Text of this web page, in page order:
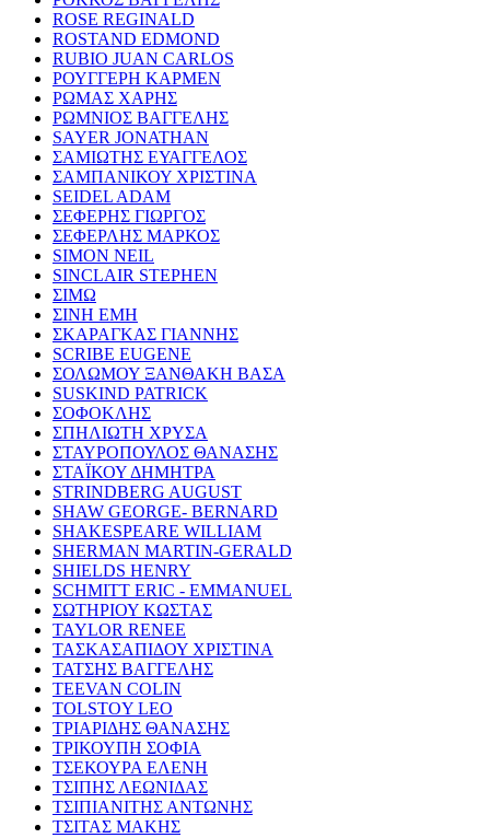
ROSE REGINALD
ROSTAND EDMOND
RUBIO JUAN CARLOS
ΡΟΥΓΓΕΡΗ ΚΑΡΜΕΝ
ΡΩΜΑΣ ΧΑΡΗΣ
ΡΩΜΝΙΟΣ ΒΑΓΓΕΛΗΣ
SAYER JONATHAN
ΣΑΜΙΩΤΗΣ ΕΥΑΓΓΕΛΟΣ
ΣΑΜΠΑΝΙΚΟΥ ΧΡΙΣΤΙΝΑ
SEIDEL ADAM
ΣΕΦΕΡΗΣ ΓΙΩΡΓΟΣ
ΣΕΦΕΡΛΗΣ ΜΑΡΚΟΣ
SIMON NEIL
SINCLAIR STEPHEN
ΣΙΜΩ
ΣΙΝΗ ΕΜΗ
ΣΚΑΡΑΓΚΑΣ ΓΙΑΝΝΗΣ
SCRIBE EUGENE
ΣΟΛΩΜΟΥ ΞΑΝΘΑΚΗ ΒΑΣΑ
SUSKIND PATRICK
ΣΟΦΟΚΛΗΣ
ΣΠΗΛΙΩΤΗ ΧΡΥΣΑ
ΣΤΑΥΡΟΠΟΥΛΟΣ ΘΑΝΑΣΗΣ
ΣΤΑΪΚΟΥ ΔΗΜΗΤΡΑ
STRINDBERG AUGUST
SHAW GEORGE- BERNARD
SHAKESPEARE WILLIAM
SHERMAN MARTIN-GERALD
SHIELDS HENRY
SCHMITT ERIC - EMMANUEL
ΣΩΤΗΡΙΟΥ ΚΩΣΤΑΣ
TAYLOR RENEE
ΤΑΣΚΑΣΑΠΙΔΟΥ ΧΡΙΣΤΙΝΑ
ΤΑΤΣΗΣ ΒΑΓΓΕΛΗΣ
TEEVAN COLIN
TOLSTOY LEO
ΤΡΙΑΡΙΔΗΣ ΘΑΝΑΣΗΣ
ΤΡΙΚΟΥΠΗ ΣΟΦΙΑ
ΤΣΕΚΟΥΡΑ ΕΛΕΝΗ
ΤΣΙΠΗΣ ΛΕΩΝΙΔΑΣ
ΤΣΙΠΙΑΝΙΤΗΣ ΑΝΤΩΝΗΣ
ΤΣΙΤΑΣ ΜΑΚΗΣ